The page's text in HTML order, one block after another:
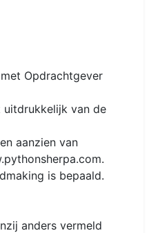
Opdrachtgever
uitdrukkelijk van de
aanzien van
is bepaald.
anders vermeld